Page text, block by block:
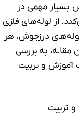
بسیار مهمی در
از لوله‌های فلزی
درزجوش، هر
مقاله، به بررسی
آموزش و تربیت
تربیت